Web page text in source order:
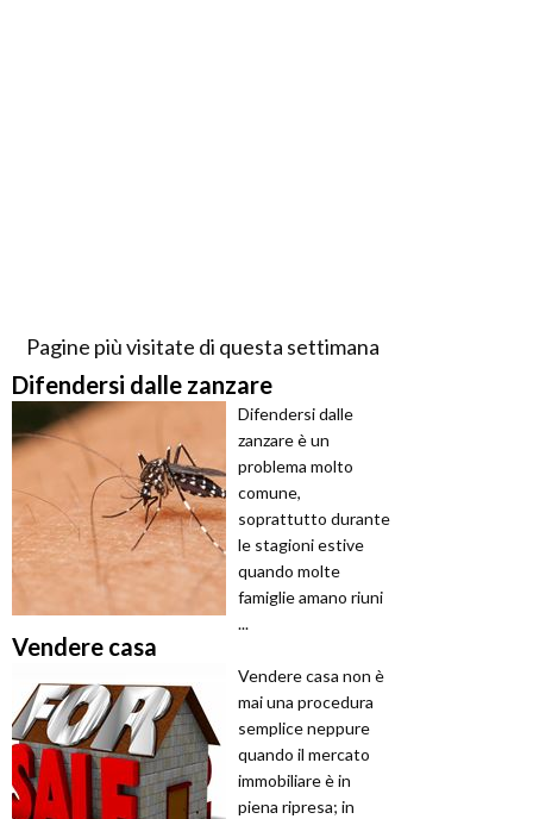
Pagine più visitate di questa settimana
Difendersi dalle zanzare
Difendersi dalle
zanzare è un
problema molto
comune,
soprattutto durante
le stagioni estive
quando molte
famiglie amano riuni
...
Vendere casa
Vendere casa non è
mai una procedura
semplice neppure
quando il mercato
immobiliare è in
piena ripresa; in